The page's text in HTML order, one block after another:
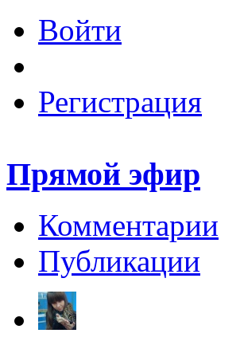
Войти
Регистрация
Прямой эфир
Комментарии
Публикации